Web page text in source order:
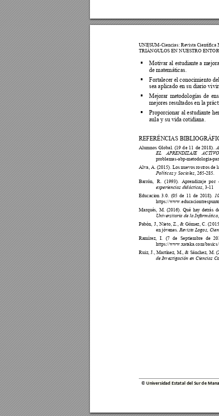
UNESUM-Ciencias: Revista Científica
TRIÁNGULOS EN NUESTRO ENT
© Universidad Estatal del Sur de M
 Motivar al estudiante a m
de matemáticas.
 Fortalecer el conocimiento
sea aplicado en su diario
 Mejorar metodologías de
mejores resultados en la
 Proporcionar al estudiante
aula y su vida cotidiana.
REFERÉNCIAS BIBLIOGRÁFI
Alumnos Global. (19 de 11 de 2018).
EL
APRENDIZAJE
problemas-abp-metodologia-par
Alva, A. (2015). Los nuevos rostros de
Políticas y Sociales, 265-285.
Barrón, R. (1993). Aprendizaje por
experiencias didácticas, 3-11
Educacion 3.0. (05 de 11 de 2018).
https://www.educacio
Marqués, M. (2016). Qué hay detrás
Universitaria de la Informática
Pabón, J., Nieto, Z., & Gómez, C. (2
en jóvenes. Revista Logos,
Ramírez, I. (7 de Septiembre de
https://www.xataka.com/
Ruiz, J., Martínez, M., & Sánchez, M.
de Investigación en Ciencias